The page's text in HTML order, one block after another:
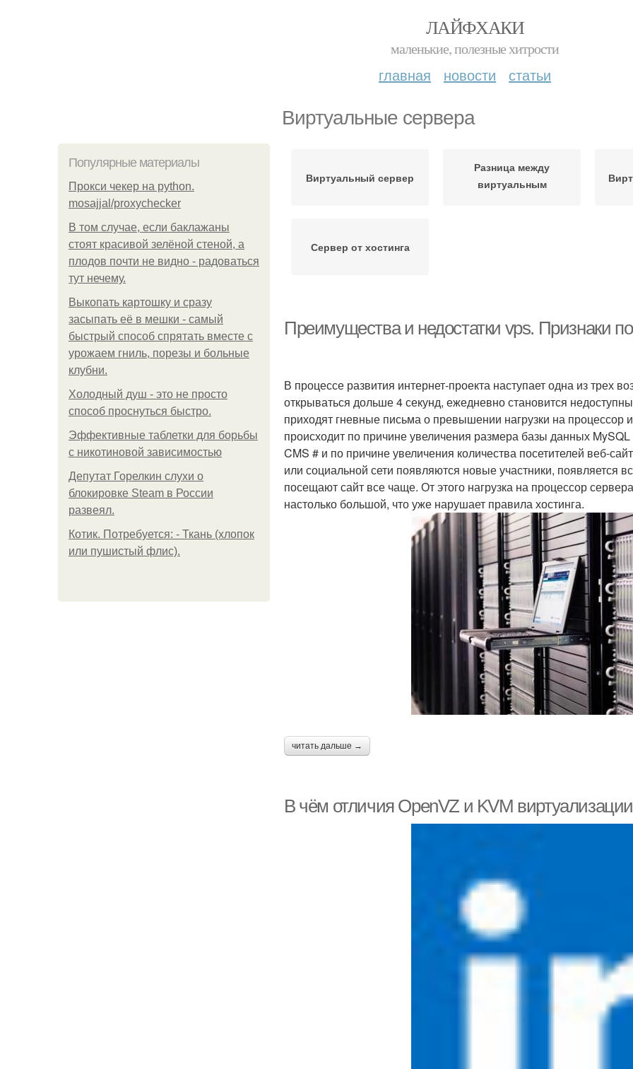
ЛАЙФХАКИ
маленькие, полезные хитрости
главная новости статьи
Виртуальные сервера
Популярные материалы
Прокси чекер на python.
mosajjal/proxychecker
В том случае, если баклажаны
стоят красивой зелёной стеной, а
плодов почти не видно - радоваться
тут нечему.
Выкопать картошку и сразу
засыпать её в мешки - самый
быстрый способ спрятать вместе с
урожаем гниль, порезы и больные
клубни.
Холодный душ - это не просто
способ проснуться быстро.
Эффективные таблетки для борьбы
с никотиновой зависимостью
Депутат Горелкин слухи о
блокировке Steam в России
развеял.
Котик. Потребуется: - Ткань (хлопок
или пушистый флис).
Виртуальный сервер
Разница между
виртуальным
Сервер от хостинга
Преимущества и недостатки vps. Признаки
В процессе развития интернет-проекта наступает одна из трех
открываться дольше 4 секунд, ежедневно становится
приходят гневные письма о превышении нагрузки на процессор
происходит по причине увеличения размера базы данных
CMS # и по причине увеличения количества посетителей веб-
или социальной сети появляются новые участники,
посещают сайт все чаще. От этого нагрузка на процессор
настолько большой, что уже нарушает правила хостинга.
читать дальше →
В чём отличия OpenVZ и KVM